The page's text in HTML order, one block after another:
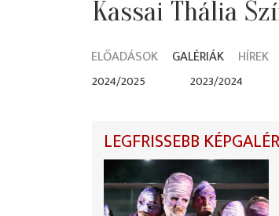
Kassai Thália
ELŐADÁSOK GALÉRIÁK HÍREK
2024/2025 2023/2024
LEGFRISSEBB